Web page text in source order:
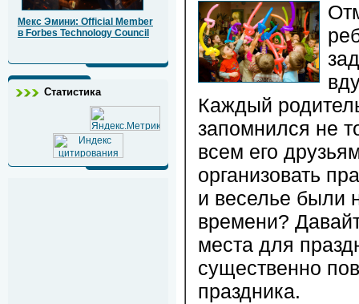
Мекс Эмини: Official Member
в Forbes Technology Council
Статистика
Каждый
запомнился не
всем его
организовать
и веселье были
времени?
места для
существенно
праздника.